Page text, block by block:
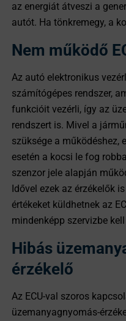
az energiát átveszi a
autót. Ha tönkremegy, a
Nem működő
Az autó elektronikus
számítógépes rendszer,
funkcióit vezérli, így az
rendszert is. Mivel a
szüksége a működéshez,
esetén a kocsi le fog
szenzor jele alapján
Idővel ezek az érzékelők
értékeket küldhetnek az
mindenképp szervizbe
Hibás
érzékelő
Az ECU-val szoros
üzemanyagnyomás-